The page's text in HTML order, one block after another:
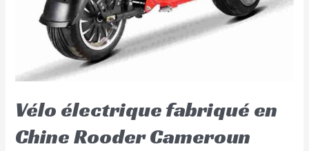
Vélo électrique fabriqué en
Chine Rooder Cameroun